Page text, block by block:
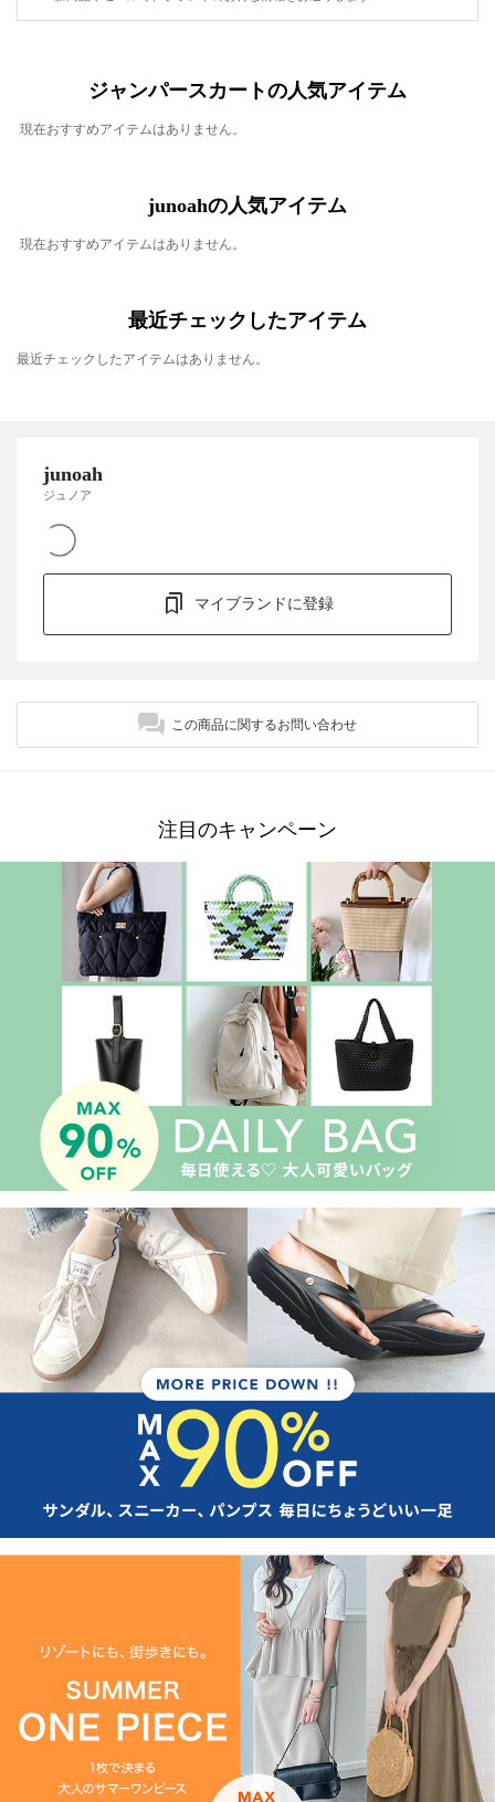
ジャンパースカートの人気アイテム
現在おすすめアイテムはありません。
junoahの人気アイテム
現在おすすめアイテムはありません。
最近チェックしたアイテム
最近チェックしたアイテムはありません。
junoah
ジュノア
マイブランドに登録
この商品に関するお問い合わせ
注目のキャンペーン